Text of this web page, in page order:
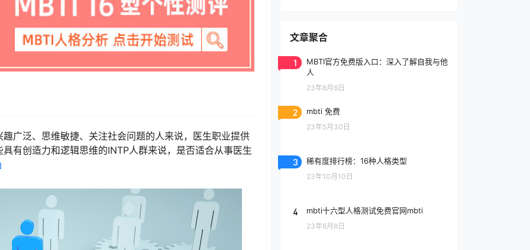
广泛、思维敏捷、关注社会问题的人来说，医生职业提供
有创造力和逻辑思维的INTP人群来说，是否适合从事医生
文章聚合
1
MBTI官方免费版入口：深入了解自我与他
人
23年8月6日
2 mbti 免费
23年5月30日
3 稀有度排行榜：16种人格类型
23年10月10日
4 mbti十六型人格测试免费官网mbti
23年6月8日